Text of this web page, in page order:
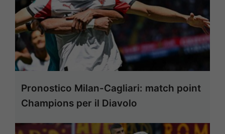
Pronostico Milan-Cagliari: match point
Champions per il Diavolo